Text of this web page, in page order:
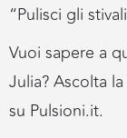
“Pulisci gli
Vuoi sapere a
Julia? Ascolta
su Pulsioni.it.